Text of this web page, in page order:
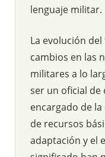
lenguaje militar.
La evolución
cambios en las
militares a lo
ser un oficial de
encargado de
de recursos
adaptación y el